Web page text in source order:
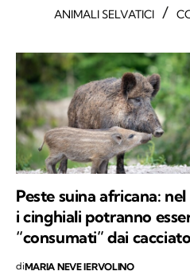
ANIMALI SELVATICI /
Peste suina africana:
i cinghiali potranno
“consumati” dai
diMARIA NEVE IERVOLINO